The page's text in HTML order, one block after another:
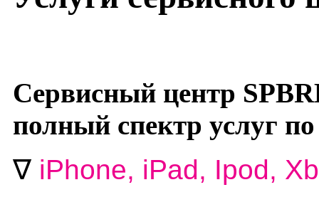
Сервисный центр
полный спектр услуг
∇ iPhone, iPad, Ipod,